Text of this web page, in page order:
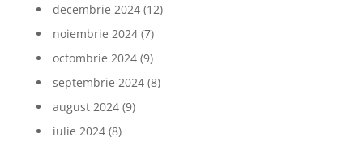
decembrie 2024(12)
noiembrie 2024(7)
octombrie 2024(9)
septembrie 2024(8)
august 2024(9)
iulie 2024(8)